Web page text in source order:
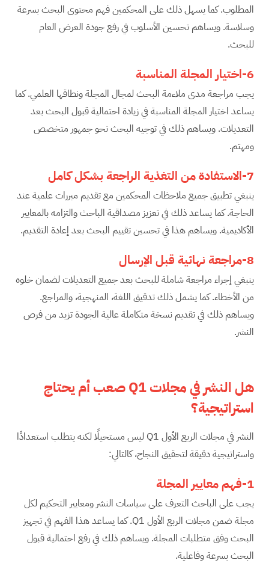
المطلوب. كما يسهل ذلك على المحكمين فهم محتوى البحث بسرعة
وسلاسة. ويساهم تحسين الأسلوب في رفع جودة العرض العام
للبحث.
6-اختيار المجلة المناسبة
يجب مراجعة مدى ملاءمة البحث لمجال المجلة ونطاقها العلمي. كما
يساعد اختيار المجلة المناسبة في زيادة احتمالية قبول البحث بعد
التعديلات. ويساهم ذلك في توجيه البحث نحو جمهور متخصص
ومهتم.
7-الاستفادة من التغذية الراجعة بشكل كامل
ينبغي تطبيق جميع ملاحظات المحكمين مع تقديم مبررات علمية عند
الحاجة. كما يساعد ذلك في تعزيز مصداقية الباحث والتزامه بالمعايير
الأكاديمية. ويساهم هذا في تحسين تقييم البحث بعد إعادة التقديم.
8-مراجعة نهائية قبل الإرسال
ينبغي إجراء مراجعة شاملة للبحث بعد جميع التعديلات لضمان خلوه
من الأخطاء. كما يشمل ذلك تدقيق اللغة، المنهجية، والمراجع.
ويساهم ذلك في تقديم نسخة متكاملة عالية الجودة تزيد من فرص
النشر.
هل النشر في مجلات
صعب أم يحتاج
استراتيجية؟
النشر في مجلات الربع الأول Q1 ليس مستحيلًا لكنه يتطلب استعدادًا
واستراتيجية دقيقة لتحقيق النجاح، كالتالي:
1-فهم معايير المجلة
يجب على الباحث التعرف على سياسات النشر ومعايير التحكيم لكل
مجلة ضمن مجلات الربع الأول Q1. كما يساعد هذا الفهم في تجهيز
البحث وفق متطلبات المجلة. ويساهم ذلك في رفع احتمالية قبول
البحث بسرعة وفاعلية.